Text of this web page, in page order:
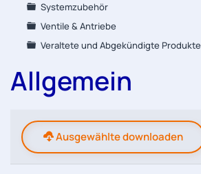
Systemzubehör
Ventile & Antriebe
Veraltete und Abgekündigte Produkte
Allgemein
Ausgewählte downloaden